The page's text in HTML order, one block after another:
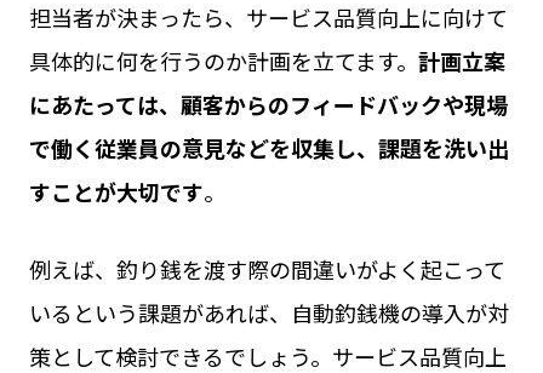
担当者が決まったら、サービス品質向上に向けて
具体的に何を行うのか計画を立てます。 計画立案
にあたっては、顧客からのフィードバックや現場
で働く従業員の意見などを収集し、課題を洗い出
すことが大切です。
例えば、釣り銭を渡す際の間違いがよく起こって
いるという課題があれば、自動釣銭機の導入が対
策として検討できるでしょう。サービス品質向上